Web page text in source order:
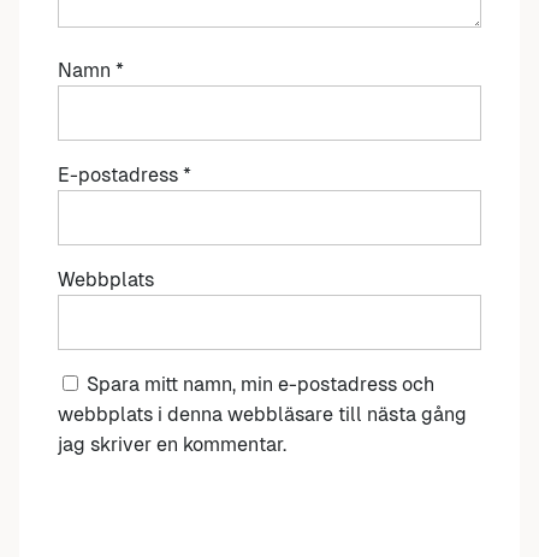
Namn *
E-postadress *
Webbplats
Spara mitt namn, min e-postadress och
webbplats i denna webbläsare till nästa gång
jag skriver en kommentar.